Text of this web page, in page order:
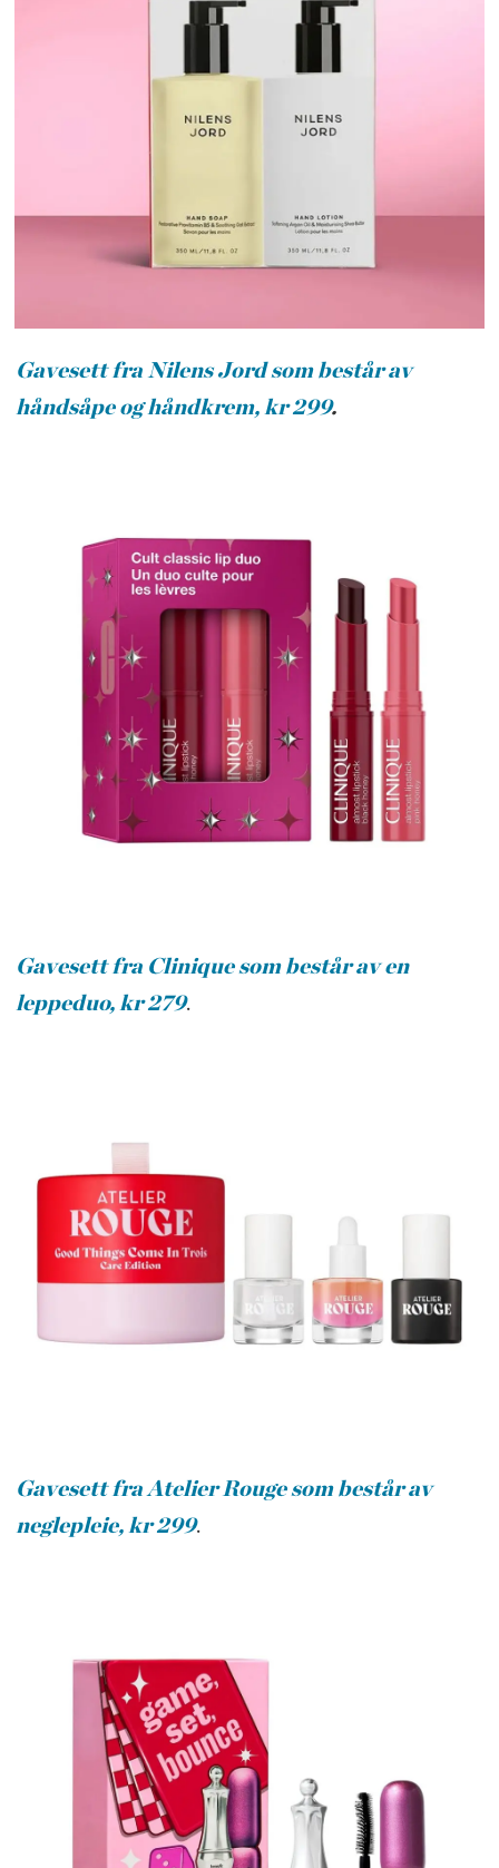
Gavesett fra Nilens Jord som består av
håndsåpe og håndkrem, kr 299.
Gavesett fra Clinique som består av en
leppeduo, kr 279.
Gavesett fra Atelier Rouge som består av
neglepleie, kr 299.